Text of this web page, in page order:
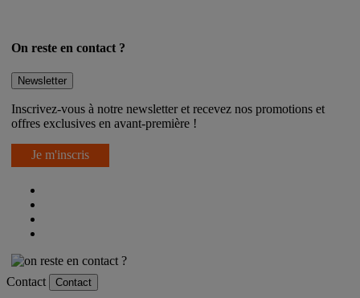
On reste en contact ?
Newsletter
Inscrivez-vous à notre newsletter et recevez nos promotions et
offres exclusives en avant-première !
Je m'inscris
Contact Contact